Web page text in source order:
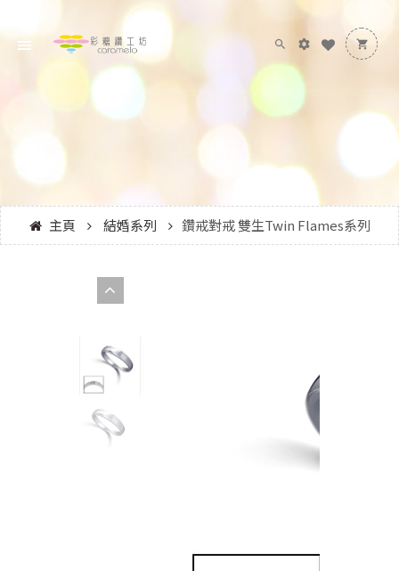
主頁 結婚系列 鑽戒對戒 雙生Twin Flames系列